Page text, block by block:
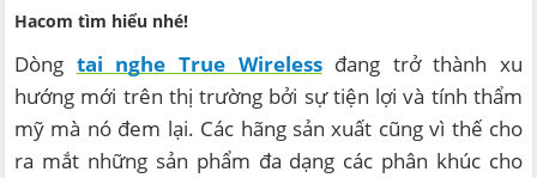
Hacom tìm hiểu nhé!
Dòng tai nghe True Wirelessđang trở thành xu
hướng mới trên thị trường bởi sự tiện lợi và tính thẩm
mỹ mà nó đem lại. Các hãng sản xuất cũng vì thế cho
ra mắt những sản phẩm đa dạng các phân khúc cho